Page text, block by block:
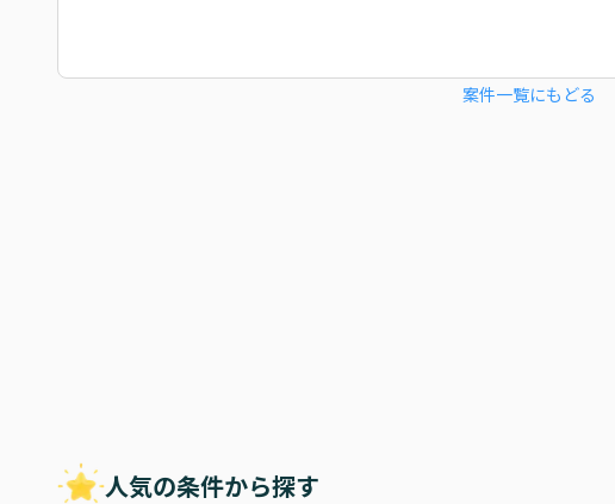
案件一覧にもどる
人気の条件から探す